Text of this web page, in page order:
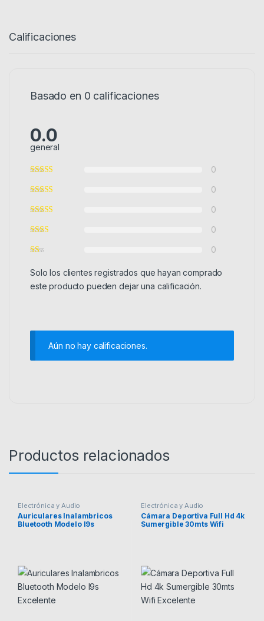
Calificaciones
Basado en 0 calificaciones
0.0
general
0
0
0
0
0
Solo los clientes registrados que hayan comprado
este producto pueden dejar una calificación.
Aún no hay calificaciones.
Productos relacionados
Electrónica y Audio
Auriculares Inalambricos
Bluetooth Modelo I9s
Electrónica y Audio
Cámara Deportiva Full Hd 4k
Sumergible 30mts Wifi